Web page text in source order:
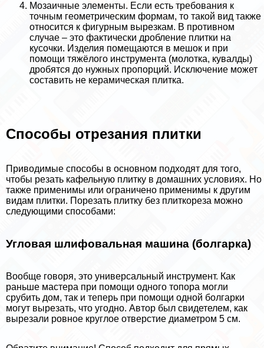
Мозаичные элементы. Если есть требования к
точным геометрическим формам, то такой вид также
относится к фигурным вырезкам. В противном
случае – это фактически дробление плитки на
кусочки. Изделия помещаются в мешок и при
помощи тяжёлого инструмента (молотка, кувалды)
дробятся до нужных пропорций. Исключение может
составить не керамическая плитка.
Способы отрезания плитки
Приводимые способы в основном подходят для того,
чтобы резать кафельную плитку в домашних условиях. Но
также применимы или ограничено применимы к другим
видам плитки. Порезать плитку без плиткореза можно
следующими способами:
Угловая шлифовальная машина (болгарка)
Вообще говоря, это универсальный инструмент. Как
раньше мастера при помощи одного топора могли
срубить дом, так и теперь при помощи одной болгарки
могут вырезать, что угодно. Автор был свидетелем, как
вырезали ровное круглое отверстие диаметром 5 см.